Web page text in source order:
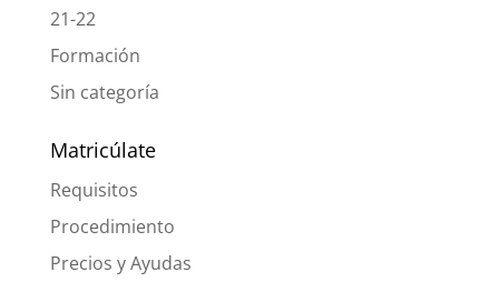
21-22
Formación
Sin categoría
Matricúlate
Requisitos
Procedimiento
Precios y Ayudas